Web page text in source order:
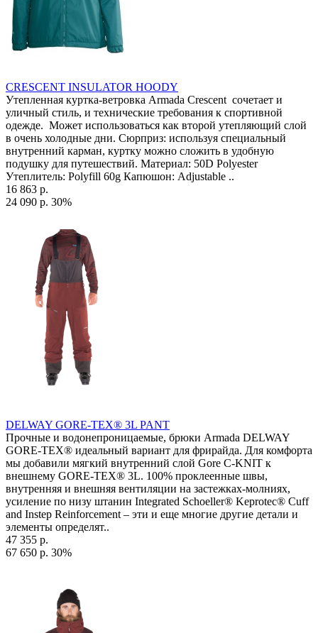
CRESCENT INSULATOR HOODY
Утепленная куртка-ветровка Armada Crescent сочетает и
уличный стиль, и технические требования к спортивной
одежде. Может использоваться как второй утепляющий слой
в очень холодные дни. Сюрприз: используя специальный
внутренний карман, куртку можно сложить в удобную
подушку для путешествий. Материал: 50D Polyester
Утеплитель: Polyfill 60g Капюшон: Adjustable ..
16 863 р.
24 090 р. 30%
DELWAY GORE-TEX® 3L PANT
Прочные и водонепроницаемые, брюки Armada DELWAY
GORE-TEX® идеальный вариант для фрирайда. Для комфорта
мы добавили мягкий внутренний слой Gore C-KNIT к
внешнему GORE-TEX® 3L. 100% проклеенные швы,
внутренняя и внешняя вентиляции на застежках-молниях,
усиление по низу штанин Integrated Schoeller® Keprotec® Cuff
and Instep Reinforcement – эти и еще многие другие детали и
элементы определят..
47 355 р.
67 650 р. 30%